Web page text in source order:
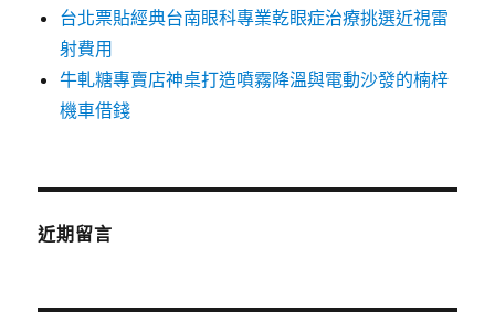
台北票貼經典台南眼科專業乾眼症治療挑選近視雷
射費用
牛軋糖專賣店神桌打造噴霧降溫與電動沙發的楠梓
機車借錢
近期留言